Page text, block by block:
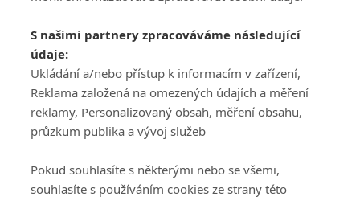
Šéfredaktorkou webu jePetr Slavík, e-mailserialy@fandimefilmu.cz
Máte-li zájem o inzerci na našem webu napište nám na e-mail
studio@koncal.com
Ochrana osobních údajů|Zásady používání cookies |Pravidla webu
Upravit nastavení soukromí
S našimi partnery zpracováváme následující
údaje:
Ukládání a/nebo přístup k informacím v zařízení,
Reklama založená na omezených údajích a měření
reklamy, Personalizovaný obsah, měření obsahu,
průzkum publika a vývoj služeb
Pokud souhlasíte s některými nebo se všemi,
souhlasíte s používáním cookies ze strany této